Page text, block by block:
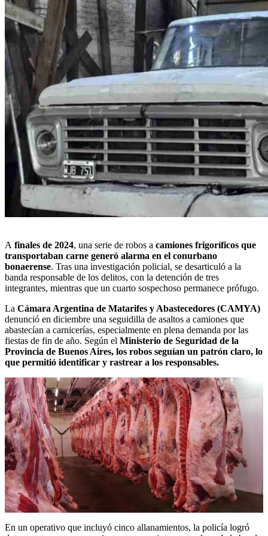
A finales de 2024, una serie de robos a camiones frigoríficos que
transportaban carne generó alarma en el conurbano
bonaerense. Tras una investigación policial, se desarticuló a la
banda responsable de los delitos, con la detención de tres
integrantes, mientras que un cuarto sospechoso permanece prófugo.
La Cámara Argentina de Matarifes y Abastecedores (CAMYA)
denunció en diciembre una seguidilla de asaltos a camiones que
abastecían a carnicerías, especialmente en plena demanda por las
fiestas de fin de año. Según el Ministerio de Seguridad de la
Provincia de Buenos Aires, los robos seguían un patrón claro, lo
que permitió identificar y rastrear a los responsables.
En un operativo que incluyó cinco allanamientos, la policía logró